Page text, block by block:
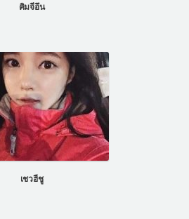
คิมจีอึน
เชวฮีชู